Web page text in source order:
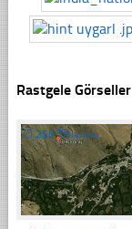
Rastgele Görseller
☐ 256 Tıklanma